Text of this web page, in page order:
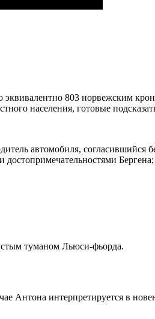
803 норвежским
населения, готовые
автомобиля, согласившийся
Бергена;
туманом Льюси-фьорда.
Антона интерпретируется в